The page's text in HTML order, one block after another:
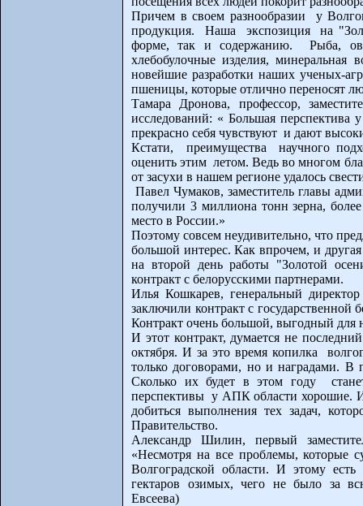
Причем в своем разнообразии у
продукция. Наша экспозиция на
форме, так и содержанию. Рыба,
хлебобулочные изделия,
новейшие разработки наших ученых-
пшеницы, которые отлично переносят
Тамара Дронова, профессор,
исследований: « Большая
прекрасно себя чувствуют и дают
Кстати, преимущества научного
оценить этим летом. Ведь во многом
от засухи в нашем регионе удалось
Павел Чумаков, заместитель главы
получили 3 миллиона тонн зерна,
место в России.»
Поэтому совсем неудивительно, что
большой интерес. Как впрочем, и
на второй день работы "Золотой
контракт с белорусскими партнерами.
Илья Кошкарев, генеральный
заключили контракт с государственной
Контракт очень большой, выгодный для
И этот контракт, думается не
октября. И за это время копилка
только договорами, но и наградами.
Сколько их будет в этом году
перспективы у АПК области хорошие.
добиться выполнения тех задач,
Правительство.
Александр Шилин, первый
«Несмотря на все проблемы,
Волгоградской области. И этому
гектаров озимых, чего не было за
Евсеева)